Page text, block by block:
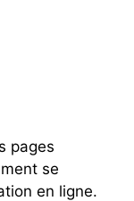
pages
se
en ligne.